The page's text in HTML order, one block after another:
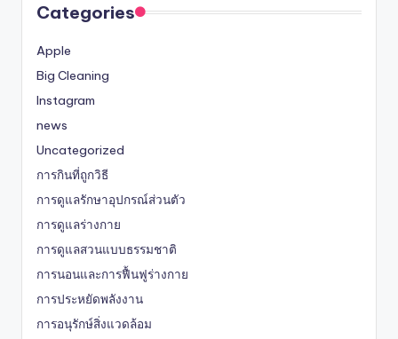
Categories
Apple
Big Cleaning
Instagram
news
Uncategorized
การกินที่ถูกวิธี
การดูแลรักษาอุปกรณ์ส่วนตัว
การดูแลร่างกาย
การดูแลสวนแบบธรรมชาติ
การนอนและการฟื้นฟูร่างกาย
การประหยัดพลังงาน
การอนุรักษ์สิ่งแวดล้อม